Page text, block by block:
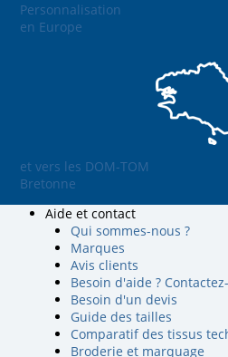
Personnalisation
en Europe
et vers les DOM-TOM
Bretonne
Aide et contact
Qui sommes-nous ?
Marques
Avis clients
Besoin d'aide ?
Besoin d'un devis
Guide des tailles
Comparatif des tissus
Broderie et marquage